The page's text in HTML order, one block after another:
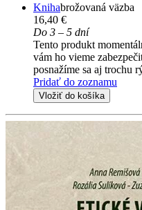
Knihabrožovaná väzba
16,40 €
Do 3 – 5 dní
Tento produkt
vám ho vieme
posnažíme sa aj trochu
Pridať do zoznamu
Vložiť do košíka